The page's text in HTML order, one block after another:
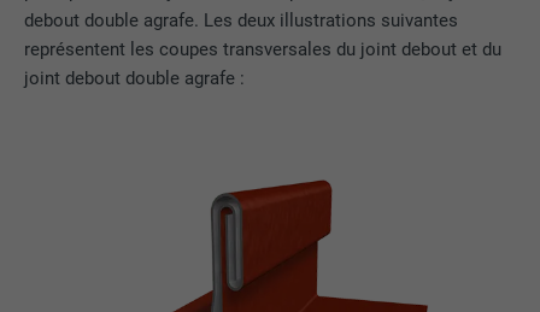
debout double agrafe. Les deux illustrations suivantes
représentent les coupes transversales du joint debout et du
joint debout double agrafe :